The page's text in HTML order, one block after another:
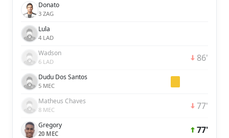
Donato
3 ZAG
Lula
4 LAD
Wadson
6 LAD 86'
Dudu Dos Santos
5 MEC
Matheus Chaves
8 MEC 77'
Gregory
20 MEC 77'